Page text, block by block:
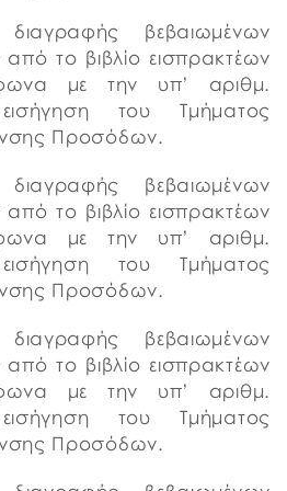
διαγραφής βεβαιωμένων
το βιβλίο εισπρακτέων
με την υπ’ αριθμ.
εισήγηση του Τμήματος
Προσόδων.
διαγραφής βεβαιωμένων
το βιβλίο εισπρακτέων
με την υπ’ αριθμ.
εισήγηση του Τμήματος
Προσόδων.
διαγραφής βεβαιωμένων
το βιβλίο εισπρακτέων
με την υπ’ αριθμ.
εισήγηση του Τμήματος
Προσόδων.